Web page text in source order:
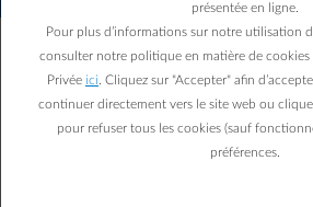
Notre équipe a été informée de
cet identifiant : PWVB-7816.
support si le problème
Vers la page d'accueil
présentée en ligne.
Pour plus d’informations sur notre utilisation
consulter notre politique en matière de cookies
Privée ici . Cliquez sur "Accepter" afin
continuer directement vers le site web ou
pour refuser tous les cookies (sauf
préférences.